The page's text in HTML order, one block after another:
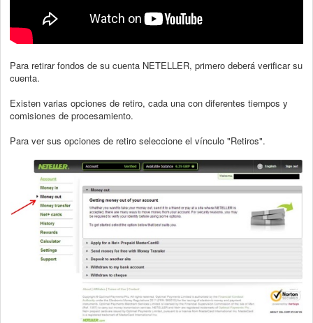
Para retirar fondos de su cuenta NETELLER, primero deberá verificar su
cuenta.
Existen varias opciones de retiro, cada una con diferentes tiempos y
comisiones de procesamiento.
Para ver sus opciones de retiro seleccione el vínculo "Retiros".